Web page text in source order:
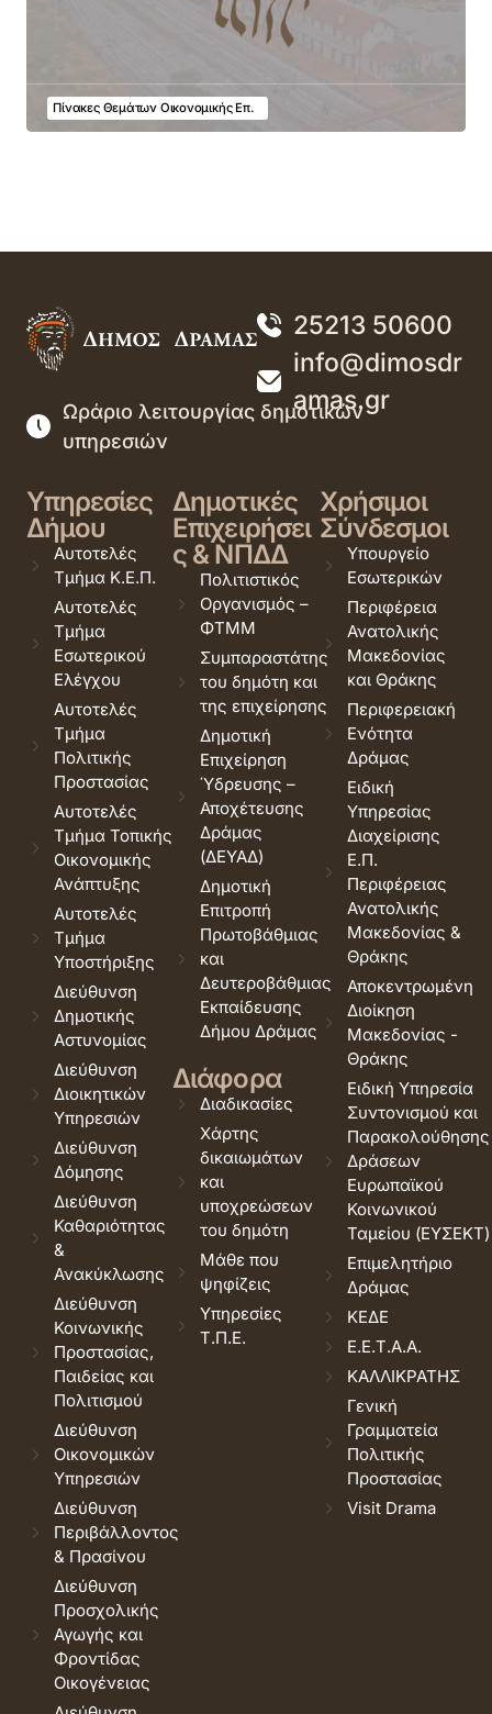
Πίνακες Θεμάτων Οικονομικής Επ.
25213 50600
info@dimosdr
amas.gr
Ωράριο λειτουργίας δημοτικών
υπηρεσιών
Υπηρεσίες
Δήμου
Αυτοτελές
Τμήμα Κ.Ε.Π.
Αυτοτελές
Τμήμα
Εσωτερικού
Ελέγχου
Αυτοτελές
Τμήμα
Πολιτικής
Προστασίας
Αυτοτελές
Τμήμα Τοπικής
Οικονομικής
Ανάπτυξης
Αυτοτελές
Τμήμα
Υποστήριξης
Διεύθυνση
Δημοτικής
Αστυνομίας
Διεύθυνση
Διοικητικών
Υπηρεσιών
Διεύθυνση
Δόμησης
Διεύθυνση
Καθαριότητας
&
Ανακύκλωσης
Διεύθυνση
Κοινωνικής
Προστασίας,
Παιδείας και
Πολιτισμού
Διεύθυνση
Οικονομικών
Υπηρεσιών
Διεύθυνση
Περιβάλλοντος
& Πρασίνου
Διεύθυνση
Προσχολικής
Αγωγής και
Φροντίδας
Οικογένειας
Δημοτικές
Επιχειρήσει
ς & ΝΠΔΔ
Πολιτιστικός
Οργανισμός –
ΦΤΜΜ
Συμπαραστάτης
του δημότη και
της επιχείρησης
Δημοτική
Επιχείρηση
Ύδρευσης –
Αποχέτευσης
Δράμας
(ΔΕΥΑΔ)
Δημοτική
Επιτροπή
Πρωτοβάθμιας
και
Δευτεροβάθμιας
Εκπαίδευσης
Δήμου Δράμας
Διάφορα
Διαδικασίες
Χάρτης
δικαιωμάτων
και
υποχρεώσεων
του δημότη
Μάθε που
ψηφίζεις
Υπηρεσίες
Τ.Π.Ε.
Χρήσιμοι
Σύνδεσμοι
Υπουργείο
Εσωτερικών
Περιφέρεια
Ανατολικής
Μακεδονίας
και Θράκης
Περιφερειακή
Ενότητα
Δράμας
Ειδική
Υπηρεσίας
Διαχείρισης
Ε.Π.
Περιφέρειας
Ανατολικής
Μακεδονίας &
Θράκης
Αποκεντρωμένη
Διοίκηση
Μακεδονίας -
Θράκης
Ειδική Υπηρεσία
Συντονισμού και
Παρακολούθησης
Δράσεων
Ευρωπαϊκού
Κοινωνικού
Ταμείου (ΕΥΣΕΚΤ)
Επιμελητήριο
Δράμας
ΚΕΔΕ
Ε.Ε.Τ.Α.Α.
ΚΑΛΛΙΚΡΑΤΗΣ
Γενική
Γραμματεία
Πολιτικής
Προστασίας
Visit Drama